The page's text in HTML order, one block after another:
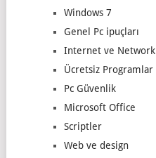
Windows 7
Genel Pc ipuçları
Internet ve Network
Ücretsiz Programlar
Pc Güvenlik
Microsoft Office
Scriptler
Web ve design